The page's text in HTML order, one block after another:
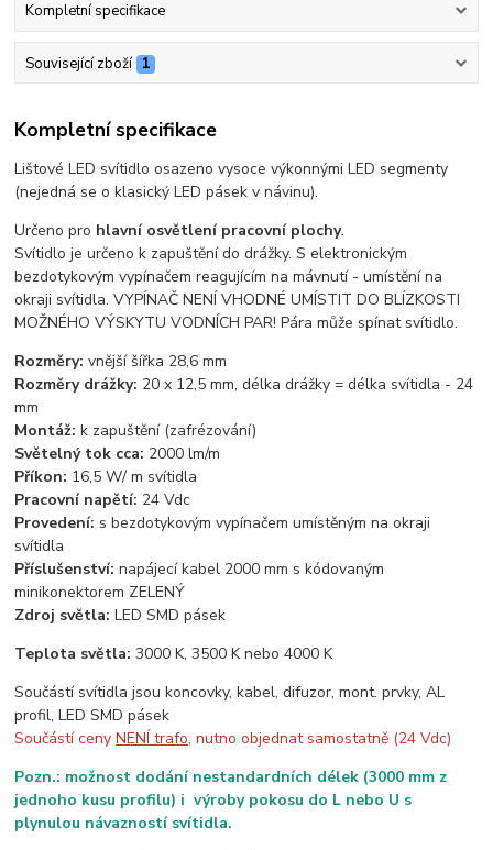
Kompletní specifikace
Související zboží 1
Kompletní specifikace
Lištové LED svítidlo osazeno vysoce výkonnými LED segmenty
(nejedná se o klasický LED pásek v návinu).
Určeno pro hlavní osvětlení pracovní plochy.
Svítidlo je určeno k zapuštění do drážky. S elektronickým
bezdotykovým vypínačem reagujícím na mávnutí - umístění na
okraji svítidla. VYPÍNAČ NENÍ VHODNÉ UMÍSTIT DO BLÍZKOSTI
MOŽNÉHO VÝSKYTU VODNÍCH PAR! Pára může spínat svítidlo.
Rozměry: vnější šířka 28,6 mm
Rozměry drážky: 20 x 12,5 mm, délka drážky = délka svítidla - 24
mm
Montáž: k zapuštění (zafrézování)
Světelný tok cca: 2000 lm/m
Příkon: 16,5 W/ m svítidla
Pracovní napětí: 24 Vdc
Provedení: s bezdotykovým vypínačem umístěným na okraji
svítidla
Příslušenství:napájecí kabel 2000 mm s kódovaným
minikonektorem ZELENÝ
Zdroj světla:LED SMD pásek
Teplota světla:3000 K, 3500 K nebo 4000 K
Součástí svítidla jsou koncovky, kabel, difuzor, mont. prvky, AL
profil, LED SMD pásek
Součástí cenyNENÍ trafo, nutno objednat samostatně (24 Vdc)
Pozn.: možnost dodání nestandardních délek (3000 mm z
jednoho kusu profilu) i výroby pokosu do L nebo U s
plynulou návazností svítidla.